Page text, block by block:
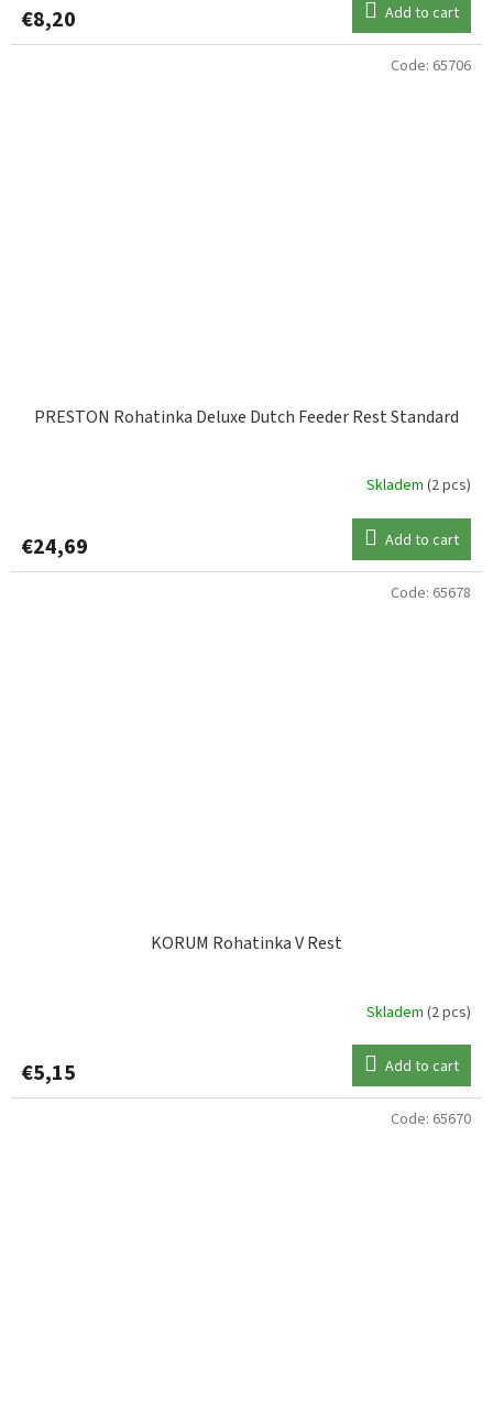
€8,20 Add to cart
PRESTON Rohatinka Deluxe Dutch Feeder Rest Standard
Skladem (2 pcs)
€24,69 Add to cart
Code: 65706
KORUM Rohatinka V Rest
Skladem (2 pcs)
€5,15 Add to cart
Code: 65678
Code: 65670